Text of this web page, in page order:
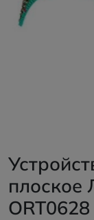
плоское
ORT0628